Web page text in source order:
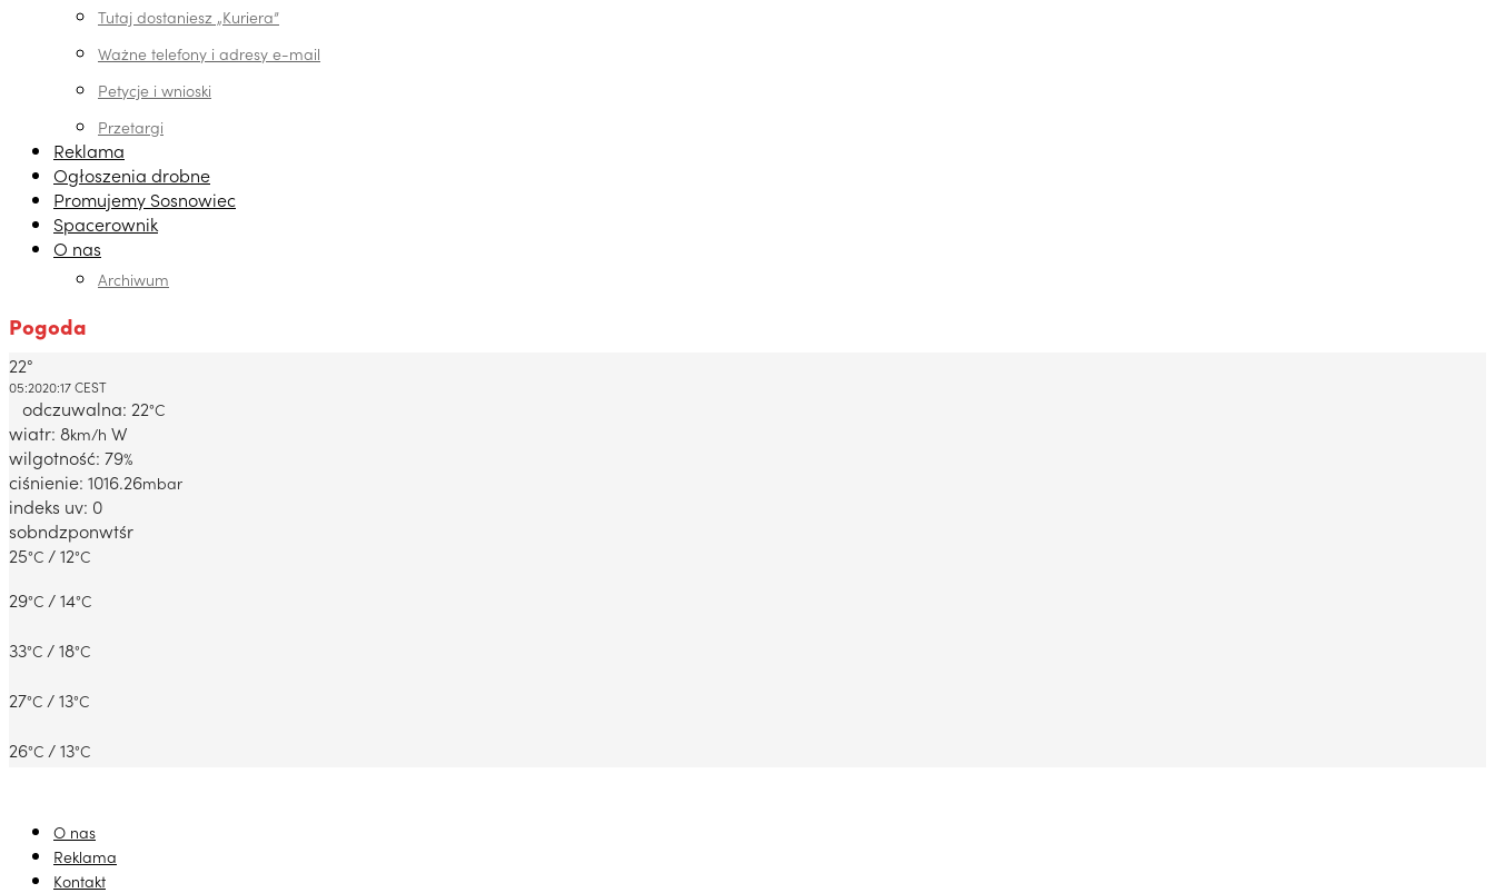
Tutaj dostaniesz „Kuriera”
Ważne telefony i adresy e-mail
Petycje i wnioski
Przetargi
Reklama
Ogłoszenia drobne
Promujemy Sosnowiec
Spacerownik
O nas
Archiwum
Pogoda
Dabrowa Gornicza, PL
22°
05:2020:17 CEST
odczuwalna: 22°C
wiatr: 8km/h W
wilgotność: 79%
ciśnienie: 1016.26mbar
indeks uv: 0
sobndzponwtśr
25°C / 12°C
29°C / 14°C
33°C / 18°C
27°C / 13°C
26°C / 13°C
O nas
Reklama
Kontakt